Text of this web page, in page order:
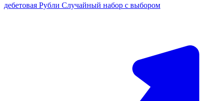
дебетовая Рубли Случайный набор с выбором